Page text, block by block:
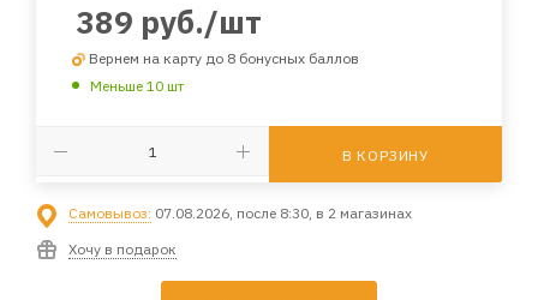
389 руб./шт
Вернем на карту до 8 бонусных баллов
Меньше 10 шт
В КОРЗИНУ
Самовывоз: 07.08.2026, после 8:30, в 2 магазинах
Хочу в подарок